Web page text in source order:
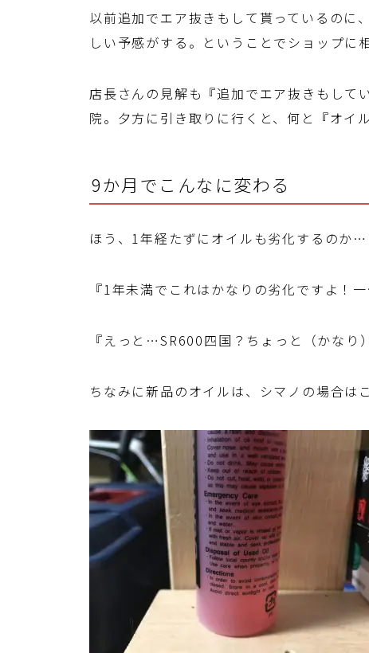
以前追加でエア抜きもして貰っているのに
しい予感がする。ということでショップに相
店長さんの見解も『追加でエア抜きもして
院。夕方に引き取りに行くと、何と『オイ
9か月でこんなに変わる
ほう、1年経たずにオイルも劣化するのか…
『1年未満でこれはかなりの劣化ですよ！
『えっと…SR600四国？ちょっと（かなり
ちなみに新品のオイルは、シマノの場合は